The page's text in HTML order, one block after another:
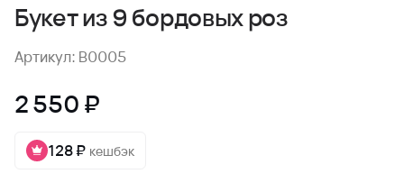
Букет из 9 бордовых роз
Артикул: B0005
2 550 ₽
128 ₽ кешбэк